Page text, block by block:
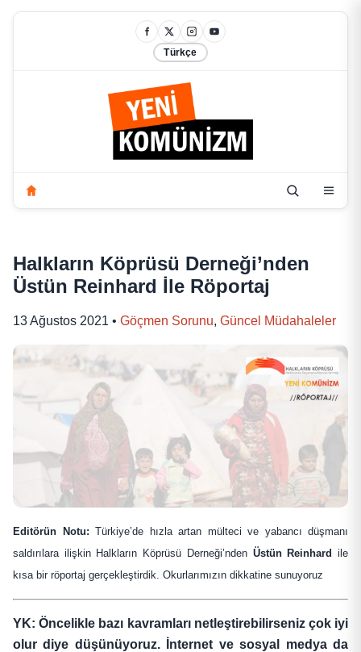
Türkçe
Halkların Köprüsü Derneği’nden
Üstün Reinhard İle Röportaj
13 Ağustos 2021 • Göçmen Sorunu, Güncel Müdahaleler
Editörün Notu: Türkiye’de hızla artan mülteci ve yabancı düşmanı
saldırılara ilişkin Halkların Köprüsü Derneği’nden Üstün Reinhard ile
kısa bir röportaj gerçekleştirdik. Okurlarımızın dikkatine sunuyoruz
YK: Öncelikle bazı kavramları netleştirebilirseniz çok iyi
olur diye düşünüyoruz. İnternet ve sosyal medya da